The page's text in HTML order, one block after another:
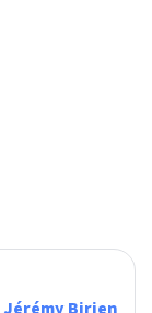
Jérémy Birien